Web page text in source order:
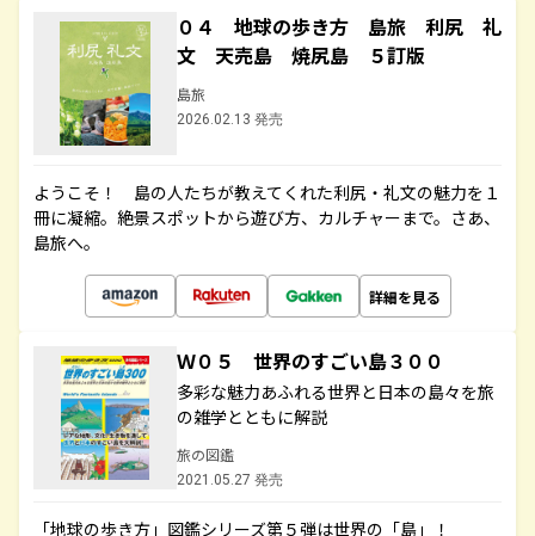
０４ 地球の歩き方 島旅 利尻 礼
文 天売島 焼尻島 ５訂版
島旅
2026.02.13 発売
ようこそ！ 島の人たちが教えてくれた利尻・礼文の魅力を１
冊に凝縮。絶景スポットから遊び方、カルチャーまで。さあ、
島旅へ。
詳細を見る
Ｗ０５ 世界のすごい島３００
多彩な魅力あふれる世界と日本の島々を旅
の雑学とともに解説
旅の図鑑
2021.05.27 発売
「地球の歩き方」図鑑シリーズ第５弾は世界の「島」！